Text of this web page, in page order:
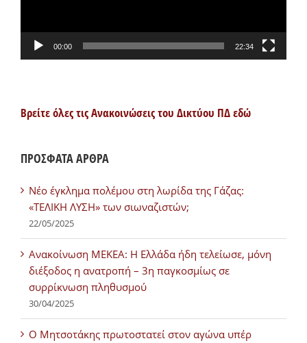
00:00 22:34
Βρείτε όλες τις Ανακοινώσεις του Δικτύου ΠΔ εδώ
ΠΡΟΣΦΑΤΑ ΑΡΘΡΑ
Νέο έγκλημα πολέμου στη λωρίδα της Γάζας:
«ΤΕΛΙΚΗ ΛΥΣΗ» των σιωναζιστών;
22/05/2025
Ανακοίνωση ΜΕΚΕΑ: Η Ελλάδα ήδη τελείωσε, μόνη
διέξοδος η ανατροπή – 3η παγκοσμίως σε
συρρίκνωση πληθυσμού
30/04/2025
Ο Μητσοτάκης πρωτοστατεί στον αγώνα υπέρ